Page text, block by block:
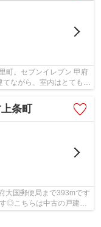
町。セブンイレブン 甲府
ながら、室内はとてもき
条町
国郵便局まで393mです
◎こちらは中古の戸建て
線国...